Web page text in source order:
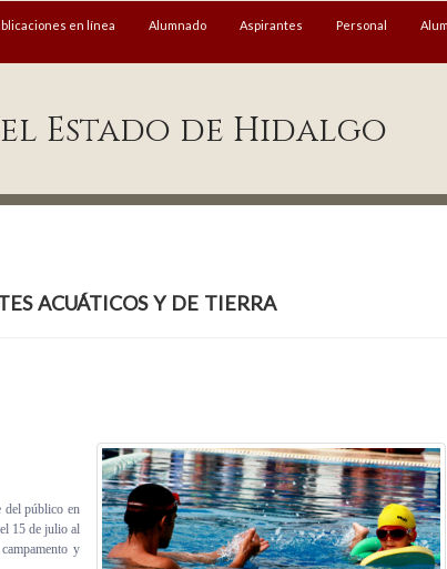
en línea Alumnado Aspirantes Personal
Estado de Hidalgo
acuáticos y de tierra
del público en
15 de julio al
y